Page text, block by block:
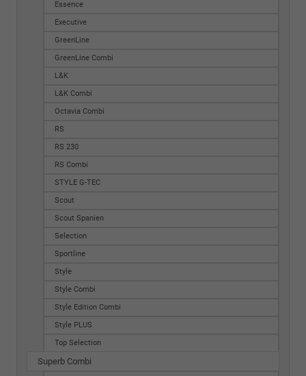
Essence
Executive
GreenLine
GreenLine Combi
L&K
L&K Combi
Octavia Combi
RS
RS 230
RS Combi
STYLE G-TEC
Scout
Scout Spanien
Selection
Sportline
Style
Style Combi
Style Edition Combi
Style PLUS
Top Selection
Superb Combi